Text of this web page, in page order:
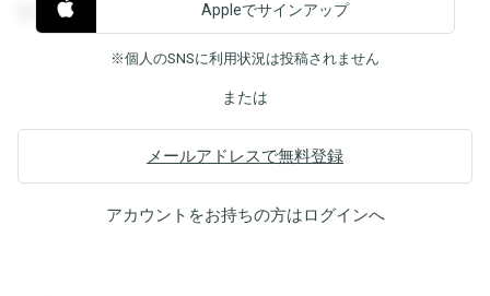
覧することができます。
Appleでサインアップ
※個人のSNSに利用状況は投稿されません
または
メールアドレスで無料登録
アカウントをお持ちの方はログインへ